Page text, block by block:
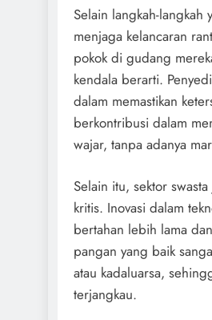
Selain langkah-
menjaga kelancaran
pokok di gudang
kendala berarti.
dalam memastikan
berkontribusi dalam
wajar, tanpa adanya
Selain itu, sektor
kritis. Inovasi dalam
bertahan lebih lama
pangan yang baik
atau kadaluarsa,
terjangkau.